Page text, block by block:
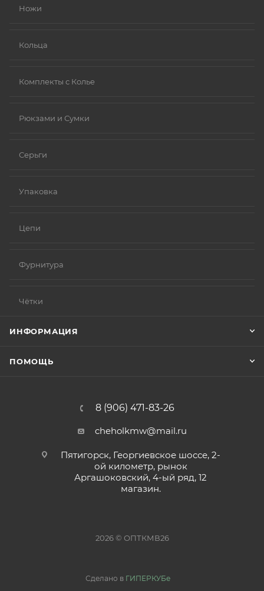
Ножи
Кольца
Комплекты с Колье
Рюкзами и Сумки
Серьги
Упаковка
Цепи
Фурнитура
Чётки
ИНФОРМАЦИЯ
ПОМОЩЬ
8 (906) 471-83-26
cheholkmw@mail.ru
Пятигорск, Георгиевское шоссе, 2-
ой километр, рынок
Аргашоковский, 4-ый ряд, 12
магазин.
2026 © ОПТКМВ26
Сделано в ГИПЕРКУБе